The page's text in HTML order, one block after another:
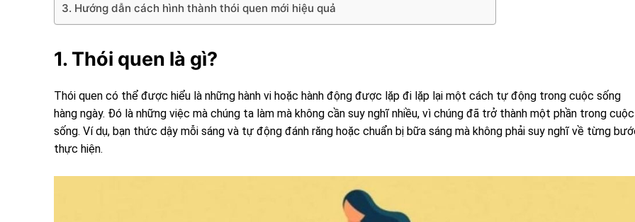
3. Hướng dẫn cách hình thành thói quen mới hiệu quả
1. Thói quen là gì?
Thói quen có thể được hiểu là những hành vi hoặc hành động được lặp đi lặp lại một cách tự động trong cuộc sống
hàng ngày. Đó là những việc mà chúng ta làm mà không cần suy nghĩ nhiều, vì chúng đã trở thành một phần trong cuộc
sống. Ví dụ, bạn thức dậy mỗi sáng và tự động đánh răng hoặc chuẩn bị bữa sáng mà không phải suy nghĩ về từng
thực hiện.